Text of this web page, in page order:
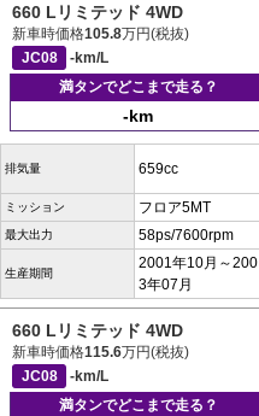
660 Lリミテッド 4WD
新車時価格105.8万円(税抜)
JC08
-km/L
満タンでどこまで走る？
-km
排気量 659cc
ミッション フロア5MT
最大出力 58ps/7600rpm
生産期間
2001年10月～200
3年07月
660 Lリミテッド 4WD
新車時価格115.6万円(税抜)
JC08
-km/L
満タンでどこまで走る？